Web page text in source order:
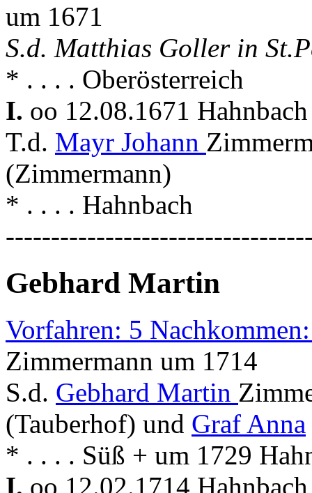
um 1671
S.d. Matthias Goller in
* . . . . Oberösterreich
I. oo 12.08.1671
T.d. Mayr Johann
(Zimmermann)
* . . . . Hahnbach
Gebhard Martin
Vorfahren: 5
Zimmermann um 1714
S.d. Gebhard Martin
(Tauberhof) und Graf Anna
* . . . . Süß + um 1729
I. oo 12.02.1714